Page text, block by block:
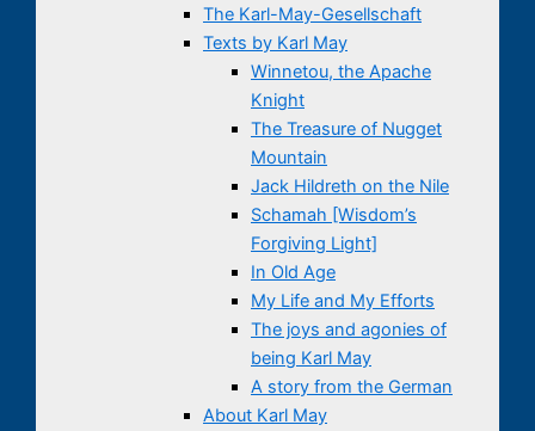
The Karl-May-Gesellschaft
Texts by Karl May
Winnetou, the Apache
Knight
The Treasure of Nugget
Mountain
Jack Hildreth on the Nile
Schamah [Wisdom’s
Forgiving Light]
In Old Age
My Life and My Efforts
The joys and agonies of
being Karl May
A story from the German
About Karl May